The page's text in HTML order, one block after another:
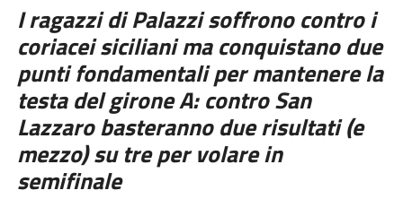
I ragazzi di Palazzi soffrono contro i
coriacei siciliani ma conquistano due
punti fondamentali per mantenere la
testa del girone A: contro San
Lazzaro basteranno due risultati (e
mezzo) su tre per volare in
semifinale